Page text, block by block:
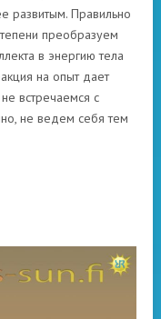
развитым. Правильно
преобразуем
в энергию тела
на опыт дает
встречаемся с
не ведем себя тем